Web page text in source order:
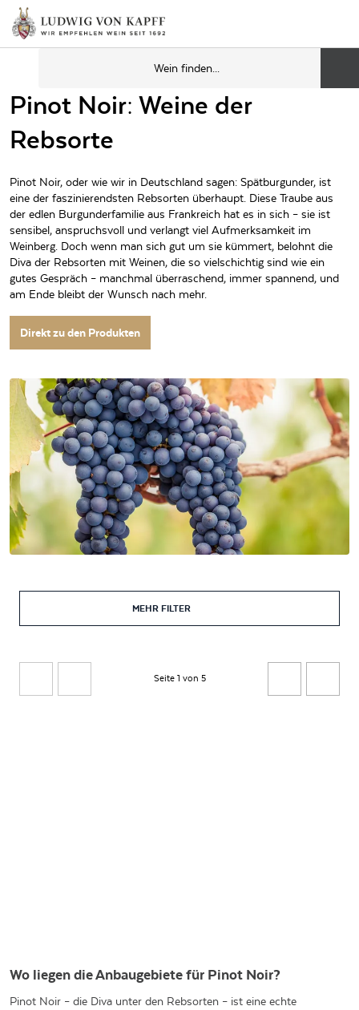
Pinot Noir: Weine der
Rebsorte
Pinot Noir, oder wie wir in Deutschland sagen: Spätburgunder, ist
eine der faszinierendsten Rebsorten überhaupt. Diese Traube aus
der edlen Burgunderfamilie aus Frankreich hat es in sich – sie ist
sensibel, anspruchsvoll und verlangt viel Aufmerksamkeit im
Weinberg. Doch wenn man sich gut um sie kümmert, belohnt die
Diva der Rebsorten mit Weinen, die so vielschichtig sind wie ein
gutes Gespräch – manchmal überraschend, immer spannend, und
am Ende bleibt der Wunsch nach mehr.
Direkt zu den Produkten
MEHR FILTER
Seite 1 von 5
Wo liegen die Anbaugebiete für Pinot Noir?
Pinot Noir – die Diva unter den Rebsorten – ist eine echte